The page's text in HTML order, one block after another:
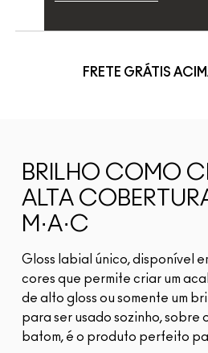
FRETE GRÁTIS
BRILHO COMO
ALTA
M·A·C
Gloss labial único, disponível
cores que permite criar um
de alto gloss ou somente um
para ser usado sozinho, sobre
batom, é o produto perfeito